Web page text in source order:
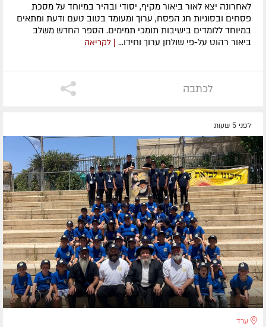
לאחרונה ​יצא לאור ביאור מקיף, יסודי ובהיר במיוחד על מסכת
פסחים ובסוגיות חג הפסח, ערוך ומעומד בטוב טעם ודעת ומתאים
במיוחד ללומדים בישיבות תומכי תמימים. ​הספר החדש משלב
ביאור רהוט על-פי שולחן ערוך וחידו...
| לקריאה
לכתבה
לפני 5 שעות
ערד